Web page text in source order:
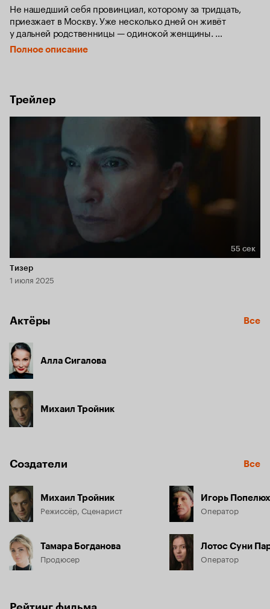
Не нашедший себя провинциал, которому за тридцать,
приезжает в Москву. Уже несколько дней он живёт
у дальней родственницы — одинокой женщины.
Их взаимоотношения практически лишены слов,
но постоянное бессознательное в виде странных
Полное описание
Трейлер
Длительность 55 сек
55 сек
Тизер
1 июля 2025
Актёры Все
Алла Сигалова
Михаил Тройник
Создатели Все
Михаил Тройник
Режиссёр, Сценарист
Тамара Богданова
Продюсер
Игорь Попелюх
Оператор
Лотос Суни
Оператор